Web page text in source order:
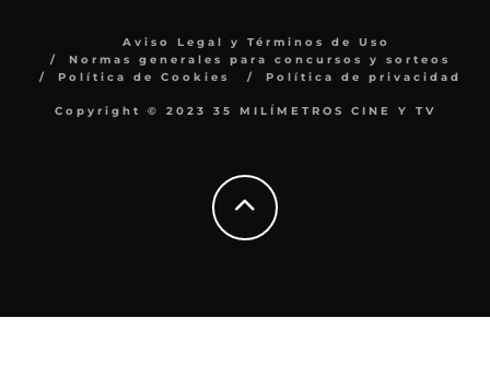
Aviso Legal y Términos de Uso
Normas generales para concursos y sorteos
Política de Cookies
Política de privacidad
Copyright © 2023 35 MILÍMETROS CINE Y TV